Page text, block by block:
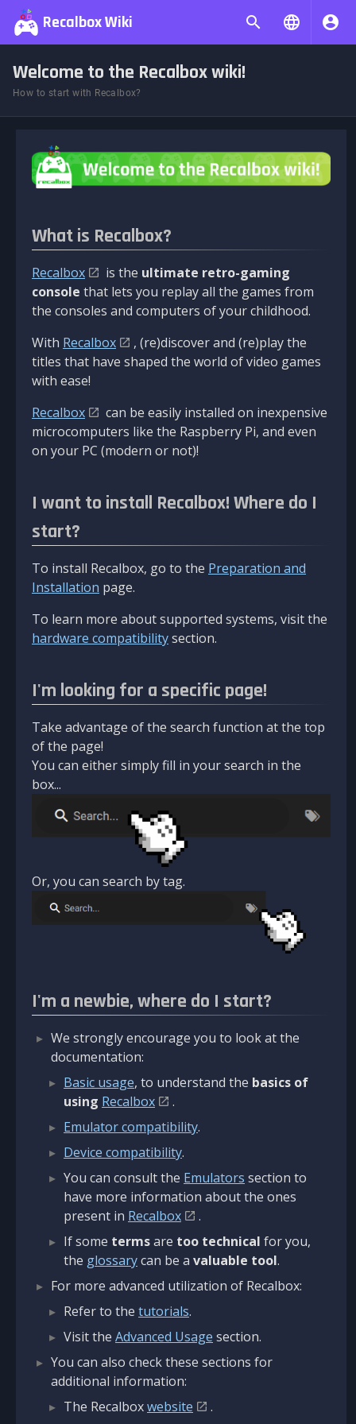
Recalbox Wiki
Welcome to the Recalbox wiki!
How to start with Recalbox?
What is Recalbox?
Recalbox is the ultimate retro-gaming
console that lets you replay all the games from
the consoles and computers of your childhood.
With Recalbox
, (re)discover and (re)play the
titles that have shaped the world of video games
with ease!
Recalbox
can be easily installed on inexpensive
microcomputers like the Raspberry Pi, and even
on your PC (modern or not)!
I want to install Recalbox! Where do I
start?
To install Recalbox, go to the Preparation and
Installation page.
To learn more about supported systems, visit the
hardware compatibilitysection.
I'm looking for a specific page!
Take advantage of the search function at the top
of the page!
You can either simply fill in your search in the
box...
Or, you can search by tag.
I'm a newbie, where do I start?
We strongly encourage you to look at the
documentation:
Basic usage, to understand the basics of
using Recalbox
.
Emulator compatibility.
Device compatibility.
You can consult the Emulators section to
have more information about the ones
present in Recalbox
.
If some termsare too technical for you,
the glossarycan be a valuable tool.
For more advanced utilization of Recalbox:
Refer to the tutorials.
Visit the Advanced Usage section.
You can also check these sections for
additional information:
The Recalboxwebsite
.